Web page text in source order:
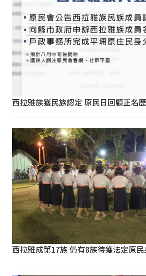
西拉雅族獲民族認定 原民日回顧正名
西拉雅成第17族 仍有8族待獲法定原